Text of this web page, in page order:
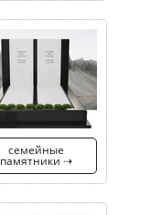
семейные
памятники ⇢